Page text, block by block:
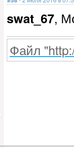
swat_67,
Файл